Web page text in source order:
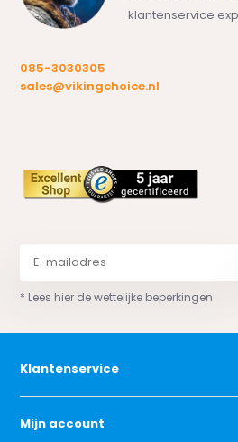
klantenservice
085-3030305
sales@vikingchoice.nl
* Lees hier de wettelijke beperkingen
Klantenservice
Mijn account